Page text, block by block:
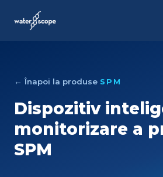
← Înapoi la produse SPM
Dispozitiv
monitorizare a
SPM